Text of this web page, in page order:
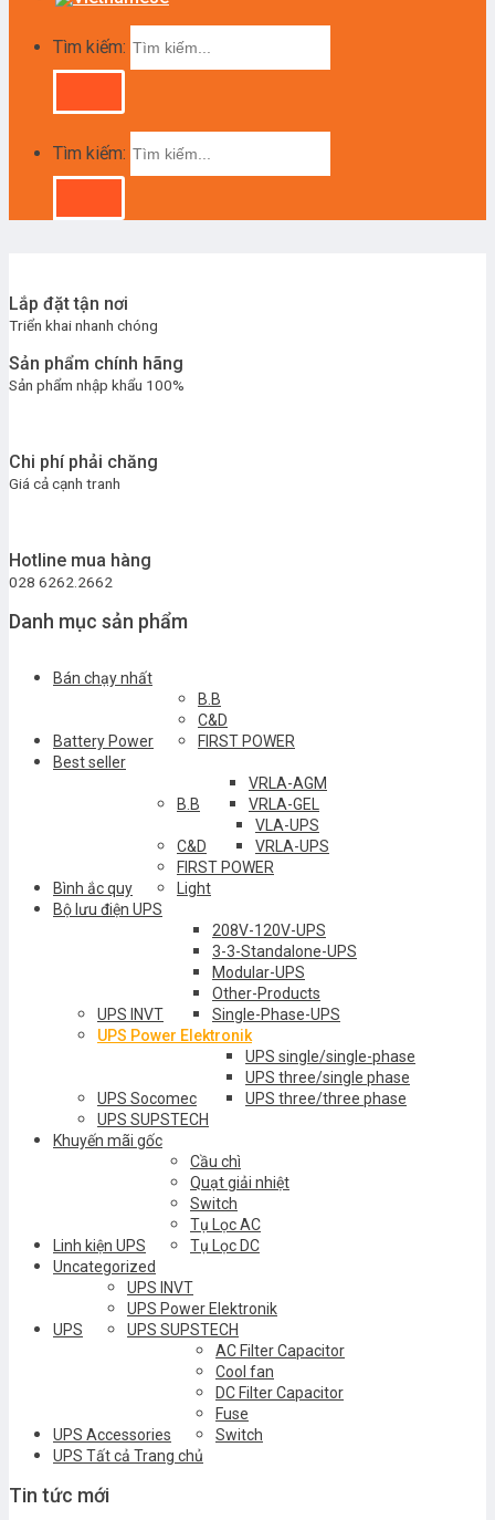
Tìm kiếm:
Tìm kiếm:
Lắp đặt tận nơi
Triển khai nhanh chóng
Sản phẩm chính hãng
Sản phẩm nhập khẩu 100%
Chi phí phải chăng
Giá cả cạnh tranh
Hotline mua hàng
028 6262.2662
Danh mục sản phẩm
Bán chạy nhất
Battery Power
B.B
C&D
FIRST POWER
Best seller
Bình ắc quy
B.B
VRLA-AGM
VRLA-GEL
C&D
VLA-UPS
VRLA-UPS
FIRST POWER
Light
Bộ lưu điện UPS
UPS INVT
208V-120V-UPS
3-3-Standalone-UPS
Modular-UPS
Other-Products
Single-Phase-UPS
UPS Power Elektronik
UPS Socomec
UPS single/single-phase
UPS three/single phase
UPS three/three phase
UPS SUPSTECH
Khuyến mãi gốc
Linh kiện UPS
Cầu chì
Quạt giải nhiệt
Switch
Tụ Lọc AC
Tụ Lọc DC
Uncategorized
UPS
UPS INVT
UPS Power Elektronik
UPS SUPSTECH
UPS Accessories
AC Filter Capacitor
Cool fan
DC Filter Capacitor
Fuse
Switch
UPS Tất cả Trang chủ
Tin tức mới